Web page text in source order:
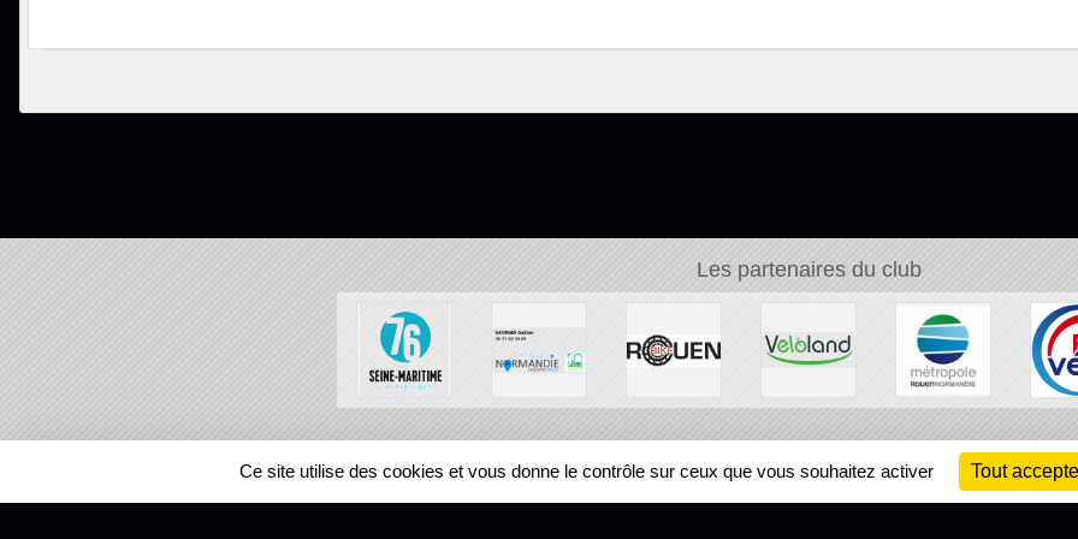
Les partenaires du club
REGIONS
Ce site utilise des cookies et vous donne le contrôle sur ceux que vous souhaitez activer Tout